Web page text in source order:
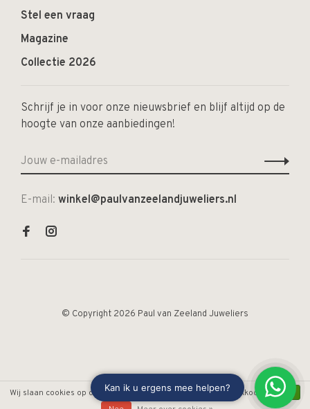
Stel een vraag
Magazine
Collectie 2026
Schrijf je in voor onze nieuwsbrief en blijf altijd op de
hoogte van onze aanbiedingen!
E-mail: winkel@paulvanzeelandjuweliers.nl
© Copyright 2026 Paul van Zeeland Juweliers
Wij slaan cookies op om onze website te verbeteren. Is dat akkoord?
Ja